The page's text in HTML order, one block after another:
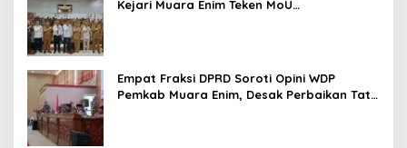
Kejari Muara Enim Teken MoU
Empat Fraksi DPRD Soroti Opini WDP
Pemkab Muara Enim, Desak Perbaikan Tata